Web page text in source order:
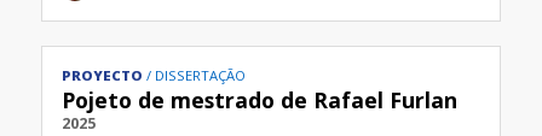
PROYECTO DISSERTAÇÃO
Pojeto de mestrado de Rafael Furlan
2025